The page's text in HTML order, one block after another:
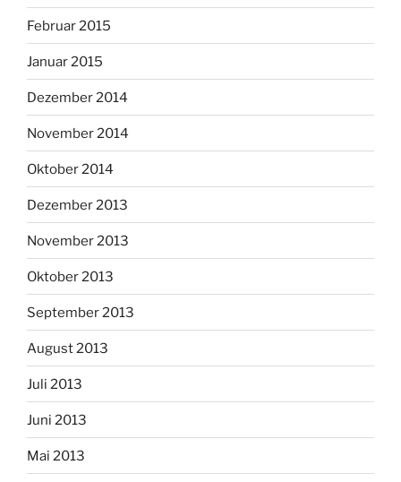
Februar 2015
Januar 2015
Dezember 2014
November 2014
Oktober 2014
Dezember 2013
November 2013
Oktober 2013
September 2013
August 2013
Juli 2013
Juni 2013
Mai 2013